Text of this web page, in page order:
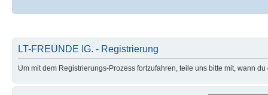
LT-FREUNDE IG. - Registrierung
Um mit dem Registrierungs-Prozess fortzufahren, teile uns bitte mit, wann